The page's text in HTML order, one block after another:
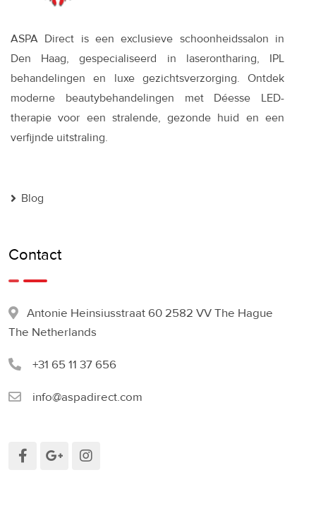
ASPA Direct is een exclusieve schoonheidssalon in
Den Haag, gespecialiseerd in laserontharing, IPL
behandelingen en luxe gezichtsverzorging. Ontdek
moderne beautybehandelingen met Déesse LED-
therapie voor een stralende, gezonde huid en een
verfijnde uitstraling.
Blog
Contact
Antonie Heinsiusstraat 60 2582 VV The Hague
The Netherlands
+31 65 11 37 656
info@aspadirect.com